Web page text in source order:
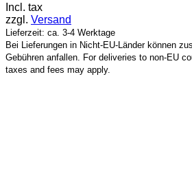
Incl. tax
zzgl. Versand
Lieferzeit: ca. 3-4 Werktage
Bei Lieferungen in Nicht-EU-Länder können
Gebühren anfallen. For deliveries to non-EU
taxes and fees may apply.